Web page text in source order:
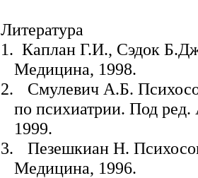
Литература
1. Каплан Г.И., Сэдок
Медицина, 1998.
2.
Смулевич А.Б.
по психиатрии. Под ред.
1999.
3.
Пезешкиан Н.
Медицина, 1996.